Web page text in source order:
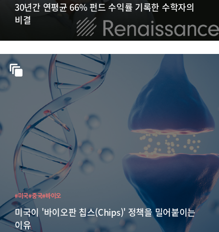
30년간 연평균 66% 펀드 수익률 기록한 수학자의
비결
미국이 '바이오판 칩스(Chips)' 정책을 밀어붙이는
이유
#미국#중국#바이오